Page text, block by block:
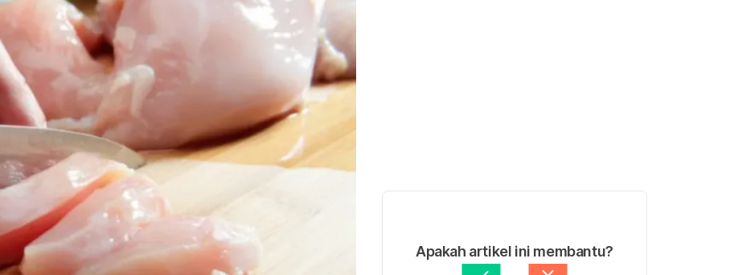
Apakah artikel ini membantu?